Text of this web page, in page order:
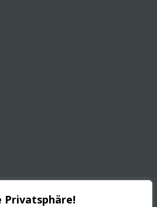
Privatsphäre!